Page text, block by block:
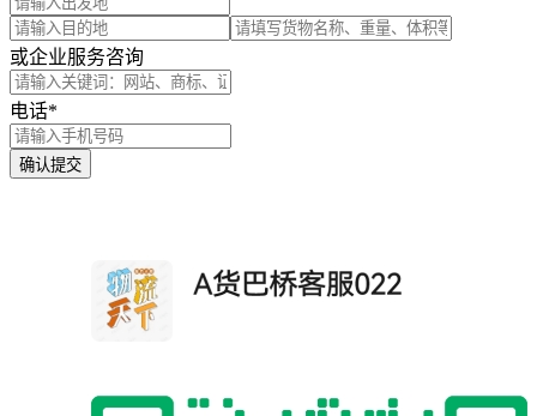
或企业服务咨询
电话*
确认提交